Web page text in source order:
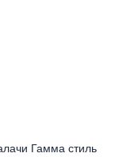
Гамма стиль